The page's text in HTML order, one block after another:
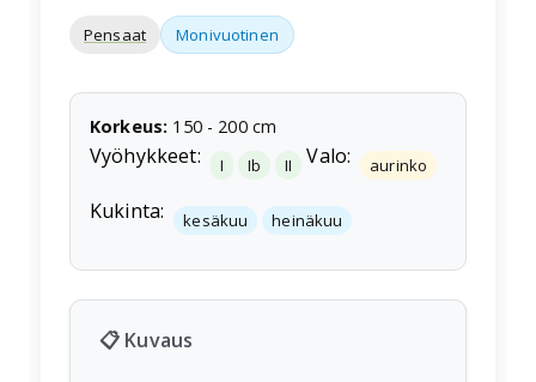
Pensaat Monivuotinen
Korkeus: 150- 200cm
Vyöhykkeet: I Ib II Valo: aurinko
Kukinta: kesäkuu heinäkuu
📋 Kuvaus